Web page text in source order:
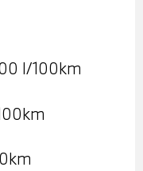
l/100km